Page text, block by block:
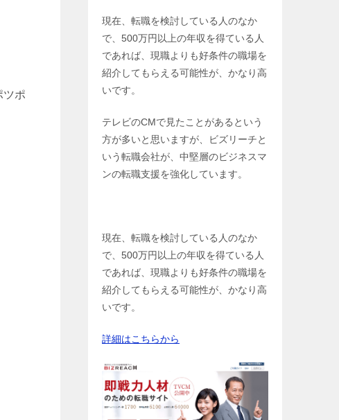
ツポ
現在、転職を検討している人のなか
で、500万円以上の年収を得ている人
であれば、現職よりも好条件の職場を
紹介してもらえる可能性が、かなり高
いです。
テレビのCMで見たことがあるという
方が多いと思いますが、ビズリーチと
いう転職会社が、中堅層のビジネスマ
ンの転職支援を強化しています。
現在、転職を検討している人のなか
で、500万円以上の年収を得ている人
であれば、現職よりも好条件の職場を
紹介してもらえる可能性が、かなり高
いです。
詳細はこちらから